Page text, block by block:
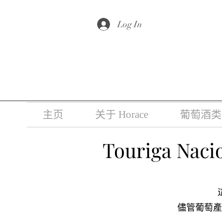
Log In
主页 关于 Horace 葡萄酒类
Touriga
儘管葡萄